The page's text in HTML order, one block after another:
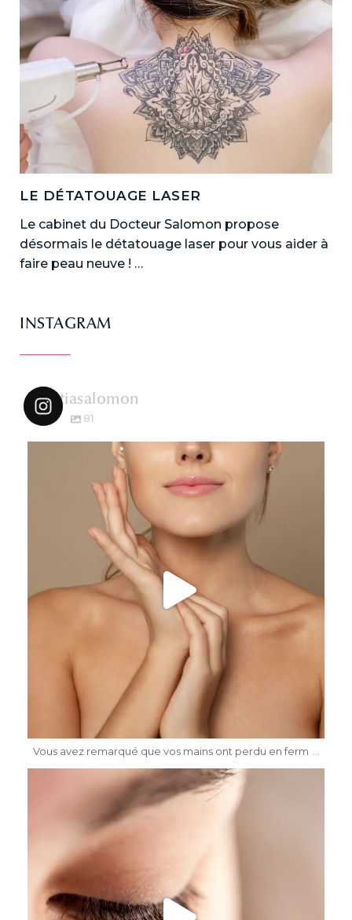
LE DÉTATOUAGE LASER
Le cabinet du Docteur Salomon propose
désormais le détatouage laser pour vous aider à
faire peau neuve ! …
INSTAGRAM
dr.katiasalomon
81
dr.katiasalomon
Vous avez remarqué que vos mains ont perdu en ferm ...
dr.katiasalomon